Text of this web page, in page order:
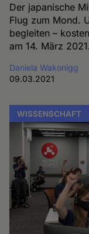
Der japanische
Flug zum Mond.
begleiten –
am 14. März 2021.
Daniela Wakonigg
09.03.2021
WISSENSCHAFT